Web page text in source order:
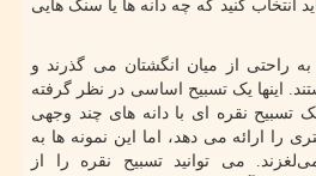
انتخاب کنید که چه دانه ها یا سنگ هایی
راحتی از میان انگشتان می گذرند و
اینها یک تسبیح اساسی در نظر گرفته
نقره ای با دانه ‌های چند وجهی
را ارائه می‌ دهد، اما این نمونه ها به
می توانید تسبیح نقره را از